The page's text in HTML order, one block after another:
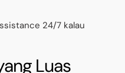
24/7 kalau
Luas